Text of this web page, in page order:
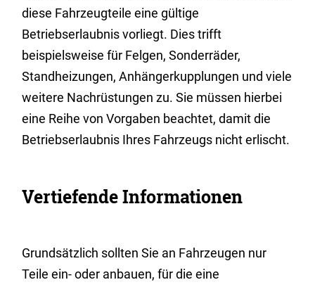
diese Fahrzeugteile eine gültige
Betriebserlaubnis vorliegt. Dies trifft
beispielsweise für Felgen, Sonderräder,
Standheizungen, Anhängerkupplungen und viele
weitere Nachrüstungen zu. Sie müssen hierbei
eine Reihe von Vorgaben beachtet, damit die
Betriebserlaubnis Ihres Fahrzeugs nicht erlischt.
Vertiefende Informationen
Grundsätzlich sollten Sie an Fahrzeugen nur
Teile ein- oder anbauen, für die eine